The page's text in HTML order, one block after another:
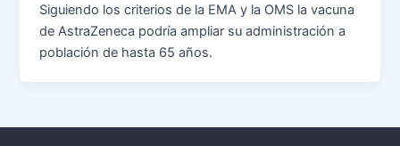
Siguiendo los criterios de la EMA y la OMS la vacuna
de AstraZeneca podría ampliar su administración a
población de hasta 65 años.